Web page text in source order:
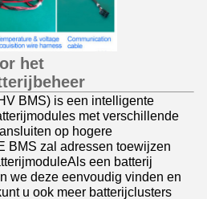
het
BMS) is een intelligente
met verschillende
op hogere
BMS zal adressen toewijzen
een batterij
we deze eenvoudig vinden en
u ook meer batterijclusters